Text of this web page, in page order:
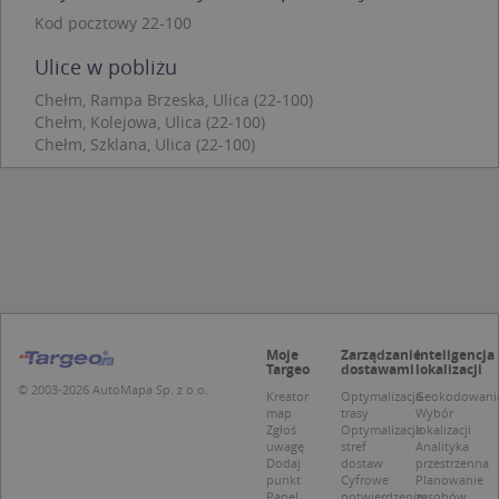
Kod pocztowy 22-100
Ulice w pobliżu
Chełm, Rampa Brzeska, Ulica (22-100)
Chełm, Kolejowa, Ulica (22-100)
Chełm, Szklana, Ulica (22-100)
© 2003-2026 AutoMapa Sp. z o.o.
Moje
Targeo
Kreator
map
Zgłoś
uwagę
Dodaj
punkt
Zarządzanie
dostawami
Optymalizacja
trasy
Optymalizacja
stref
dostaw
Cyfrowe
Inteligencja
lokalizacji
Wybór
lokalizacji
Analityka
przestrzenna
Planowanie
Niezbędne pliki cookie umożliwiają korzystanie z
jak logowanie użytkownika i zarządzanie kontem.
Bez niezbędnych plików cookie nie można
prawidłowo korzystać ze strony internetowej.
Nazwa
Provider
Domena